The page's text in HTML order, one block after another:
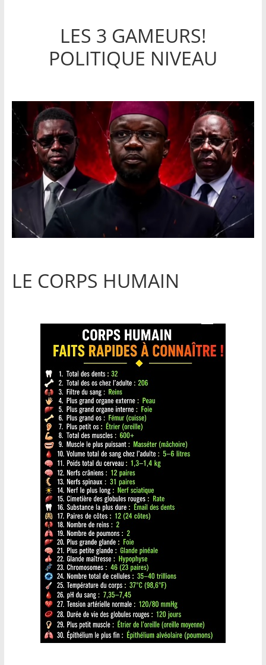
LES 3 GAMEURS!
POLITIQUE NIVEAU
LE CORPS HUMAIN